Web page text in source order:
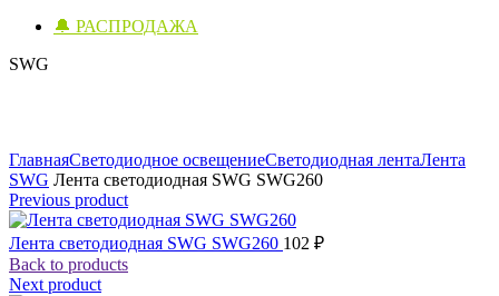
🔔 РАСПРОДАЖА
SWG
ГлавнаяСветодиодное освещениеСветодиодная лентаЛента
SWG Лента светодиодная SWG SWG260
Previous product
Лента светодиодная SWG SWG260 102 ₽
Back to products
Next product